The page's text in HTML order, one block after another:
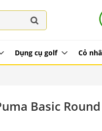
Dụng cụ golf Cỏ
Basic